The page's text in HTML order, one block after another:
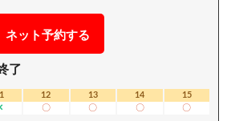
線を釘付けにする魅力がありま
イチャ好きで密
れられない甘い記憶を残すで
ネット予約する
了
12
〇
13
〇
14
〇
15
〇